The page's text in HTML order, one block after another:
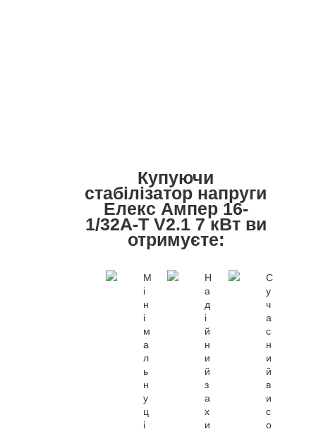
Купуючи
стабілізатор напруги
Елекс Ампер 16-
1/32A-Т V2.1 7 кВт ви
отримуєте:
М
і
н
і
м
а
л
ь
н
у
ц
і
Н
а
д
і
й
н
и
й
з
а
х
и
С
у
ч
а
с
н
и
й
в
и
с
о